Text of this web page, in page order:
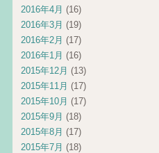
2016年4月 (16)
2016年3月 (19)
2016年2月 (17)
2016年1月 (16)
2015年12月 (13)
2015年11月 (17)
2015年10月 (17)
2015年9月 (18)
2015年8月 (17)
2015年7月 (18)